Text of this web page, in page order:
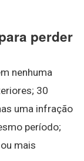
perder
nenhuma
30
uma infração
período;
mais